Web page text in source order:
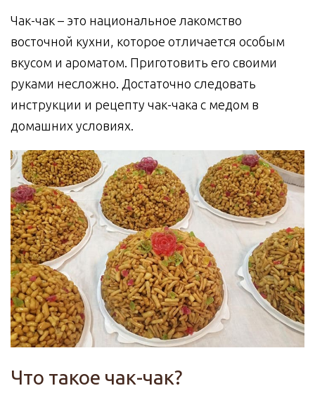
Чак-чак – это национальное лакомство
восточной кухни, которое отличается особым
вкусом и ароматом. Приготовить его своими
руками несложно. Достаточно следовать
инструкции и рецепту чак-чака с медом в
домашних условиях.
Что такое чак-чак?